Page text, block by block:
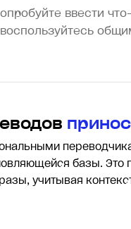
ввести
воспользуйтесь
базы. Это
учитывая